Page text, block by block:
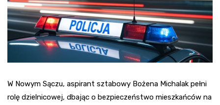
W Nowym Sączu, aspirant sztabowy Bożena Michalak pełni
rolę dzielnicowej, dbając o bezpieczeństwo mieszkańców na